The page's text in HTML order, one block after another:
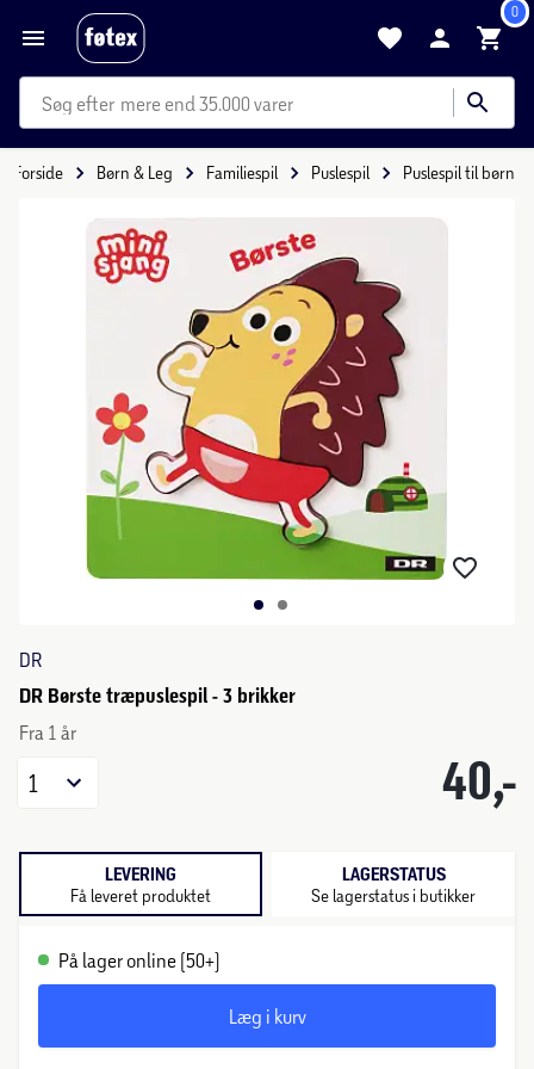
0
mere end 35.000 varer
Forside Børn & Leg Familiespil Puslespil Puslespil til børn
DR
DR Børste træpuslespil - 3 brikker
Fra 1 år
40,-
1
LEVERING
Få leveret produktet
LAGERSTATUS
Se lagerstatus i butikker
På lager online (50+)
Læg i kurv